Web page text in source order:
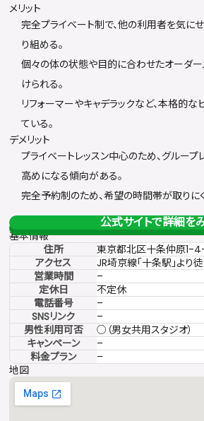
メリット
完全プライベート制で、他の利用者を気に
り組める。
個々の体の状態や目的に合わせたオーダー
けられる。
リフォーマーやキャデラックなど、本格的な
ている。
デメリット
プライベートレッスン中心のため、グルー
高めになる傾向がある。
完全予約制のため、希望の時間帯が取りに
公式サイトで詳細を
基本情報
住所
東京都北区十条仲原1-
アクセス
JR埼京線「十条駅」より
営業時間
–
定休日
不定休
電話番号
–
SNSリンク
–
男性利用可否
○（男女共用スタジオ）
キャンペーン
–
料金プラン
–
地図